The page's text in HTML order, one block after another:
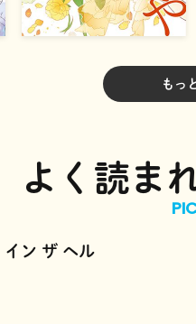
もっ
よく読ま
イン ザ ヘル